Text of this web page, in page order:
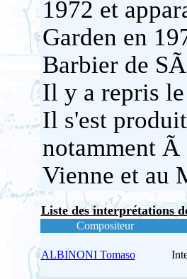
1972 et
Garden en
Barbier de
Il y a repris
Il s'est
notamment
Vienne et au
Liste des interprétations
Compositeur
ALBINONI Tomaso